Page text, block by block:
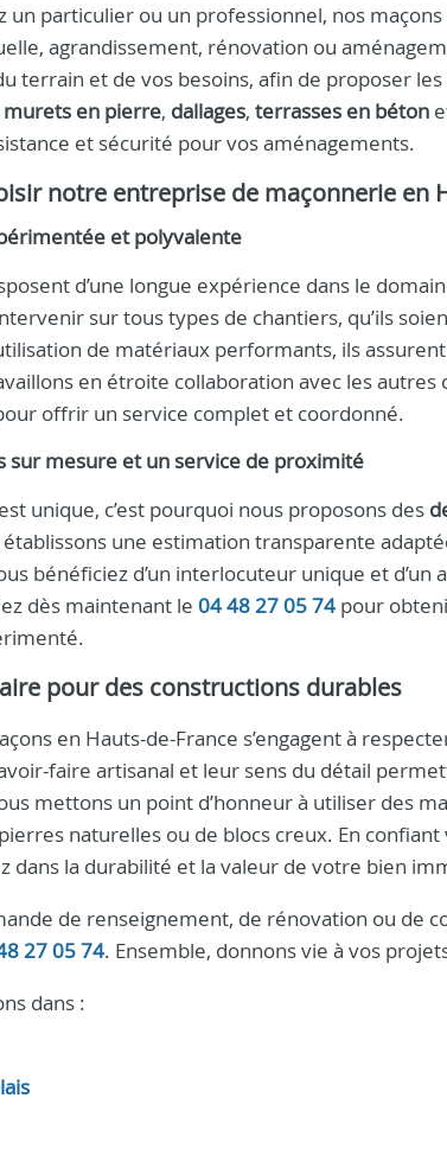
un particulier ou un professionnel, nos
agrandissement, rénovation ou
terrain et de vos besoins, afin de proposer
murets en pierre, dallages, terrasses en béton
et sécurité pour vos aménagements.
notre entreprise de maçonnerie en
et polyvalente
d’une longue expérience dans le
sur tous types de chantiers, qu’ils
de matériaux performants, ils
en étroite collaboration avec les
offrir un service complet et coordonné.
sur mesure et un service de proximité
unique, c’est pourquoi nous proposons des
une estimation transparente
bénéficiez d’un interlocuteur unique et
dès maintenant le 04 48 27 05 74 pour
pour des constructions durables
en Hauts-de-France s’engagent à
faire artisanal et leur sens du détail
mettons un point d’honneur à utiliser des
naturelles ou de blocs creux. En
dans la durabilité et la valeur de votre bien
de renseignement, de rénovation ou de
27 05 74. Ensemble, donnons vie à vos
dans :